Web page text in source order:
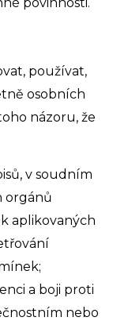
používat,
osobních
názoru, že
v soudním
orgánů
aplikovaných
a boji proti
nebo